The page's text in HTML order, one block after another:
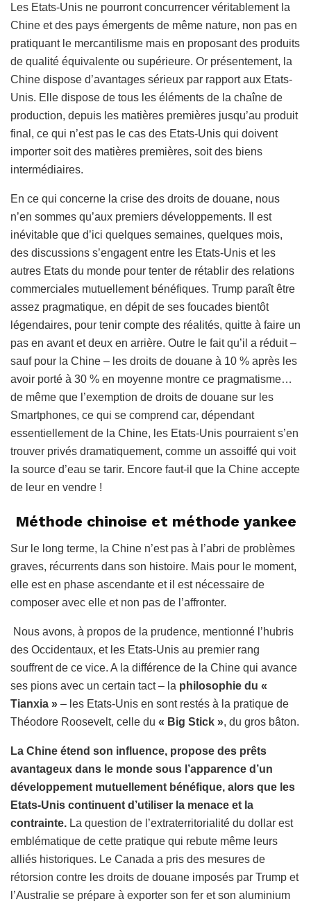
Les Etats-Unis ne pourront concurrencer véritablement la
Chine et des pays émergents de même nature, non pas en
pratiquant le mercantilisme mais en proposant des produits
de qualité équivalente ou supérieure. Or présentement, la
Chine dispose d’avantages sérieux par rapport aux Etats-
Unis. Elle dispose de tous les éléments de la chaîne de
production, depuis les matières premières jusqu’au produit
final, ce qui n’est pas le cas des Etats-Unis qui doivent
importer soit des matières premières, soit des biens
intermédiaires.
En ce qui concerne la crise des droits de douane, nous
n’en sommes qu’aux premiers développements. Il est
inévitable que d’ici quelques semaines, quelques mois,
des discussions s’engagent entre les Etats-Unis et les
autres Etats du monde pour tenter de rétablir des relations
commerciales mutuellement bénéfiques. Trump paraît être
assez pragmatique, en dépit de ses foucades bientôt
légendaires, pour tenir compte des réalités, quitte à faire un
pas en avant et deux en arrière. Outre le fait qu’il a réduit –
sauf pour la Chine – les droits de douane à 10 % après les
avoir porté à 30 % en moyenne montre ce pragmatisme…
de même que l’exemption de droits de douane sur les
Smartphones, ce qui se comprend car, dépendant
essentiellement de la Chine, les Etats-Unis pourraient s’en
trouver privés dramatiquement, comme un assoiffé qui voit
la source d’eau se tarir. Encore faut-il que la Chine accepte
de leur en vendre !
Méthode chinoise et méthode yankee
Sur le long terme, la Chine n’est pas à l’abri de problèmes
graves, récurrents dans son histoire. Mais pour le moment,
elle est en phase ascendante et il est nécessaire de
composer avec elle et non pas de l’affronter.
Nous avons, à propos de la prudence, mentionné l’hubris
des Occidentaux, et les Etats-Unis au premier rang
souffrent de ce vice. A la différence de la Chine qui avance
ses pions avec un certain tact – la philosophie du «
Tianxia » – les Etats-Unis en sont restés à la pratique de
Théodore Roosevelt, celle du « Big Stick », du gros bâton.
La Chine étend son influence, propose des prêts
avantageux dans le monde sous l’apparence d’un
développement mutuellement bénéfique, alors que les
Etats-Unis continuent d’utiliser la menace et la
contrainte. La question de l’extraterritorialité du dollar est
emblématique de cette pratique qui rebute même leurs
alliés historiques. Le Canada a pris des mesures de
rétorsion contre les droits de douane imposés par Trump et
l’Australie se prépare à exporter son fer et son aluminium